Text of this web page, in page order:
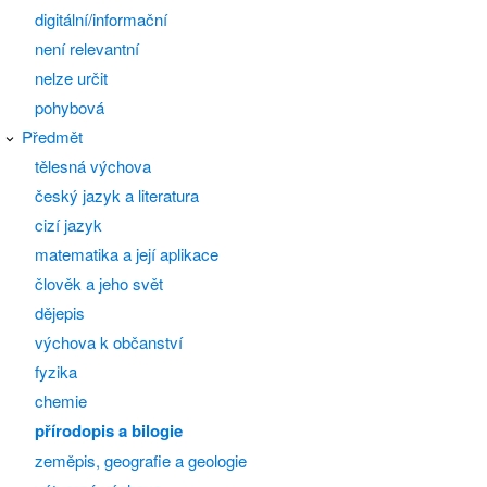
digitální/informační
není relevantní
nelze určit
pohybová
Předmět
tělesná výchova
český jazyk a literatura
cizí jazyk
matematika a její aplikace
člověk a jeho svět
dějepis
výchova k občanství
fyzika
chemie
přírodopis a bilogie
zeměpis, geografie a geologie